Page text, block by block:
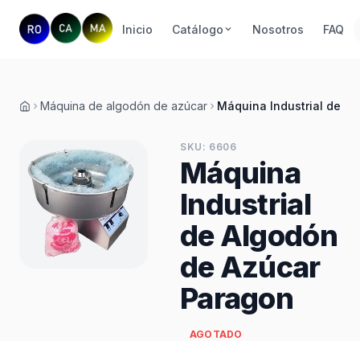
Inicio Catálogo Nosotros FAQ
Inicio
Máquina de algodón de azúcar Máquina Industrial de
SKU: 6606
Máquina
Industrial
de Algodón
de Azúcar
Paragon
AGOTADO